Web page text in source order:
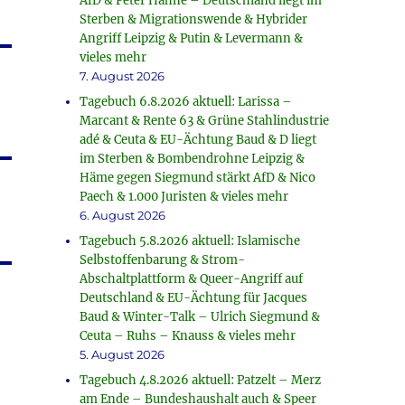
Sterben & Migrationswende & Hybrider
Angriff Leipzig & Putin & Levermann &
vieles mehr
7. August 2026
Tagebuch 6.8.2026 aktuell: Larissa –
Marcant & Rente 63 & Grüne Stahlindustrie
adé & Ceuta & EU-Ächtung Baud & D liegt
im Sterben & Bombendrohne Leipzig &
Häme gegen Siegmund stärkt AfD & Nico
Paech & 1.000 Juristen & vieles mehr
6. August 2026
Tagebuch 5.8.2026 aktuell: Islamische
Selbstoffenbarung & Strom-
Abschaltplattform & Queer-Angriff auf
Deutschland & EU-Ächtung für Jacques
Baud & Winter-Talk – Ulrich Siegmund &
Ceuta – Ruhs – Knauss & vieles mehr
5. August 2026
Tagebuch 4.8.2026 aktuell: Patzelt – Merz
am Ende – Bundeshaushalt auch & Speer